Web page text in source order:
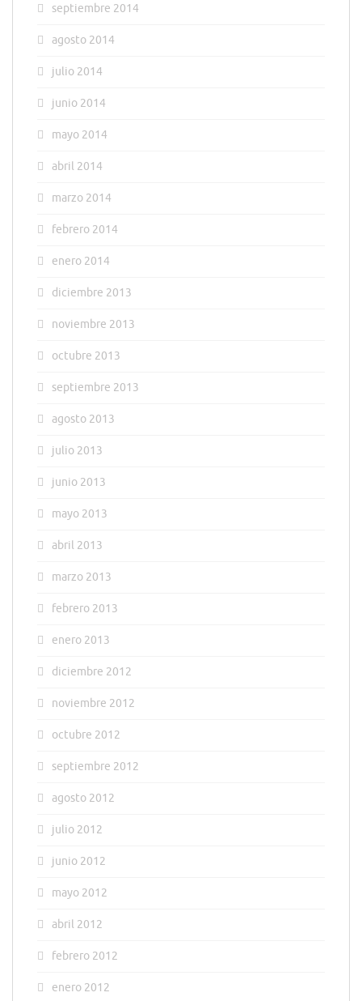
septiembre 2014
agosto 2014
julio 2014
junio 2014
mayo 2014
abril 2014
marzo 2014
febrero 2014
enero 2014
diciembre 2013
noviembre 2013
octubre 2013
septiembre 2013
agosto 2013
julio 2013
junio 2013
mayo 2013
abril 2013
marzo 2013
febrero 2013
enero 2013
diciembre 2012
noviembre 2012
octubre 2012
septiembre 2012
agosto 2012
julio 2012
junio 2012
mayo 2012
abril 2012
febrero 2012
enero 2012